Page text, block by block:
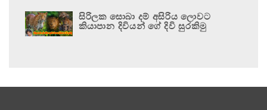
සිරිලක සොබා දම් අසිරිය ලොවට
කියාපාන දිවියන් ගේ දිවි සුරකිමු